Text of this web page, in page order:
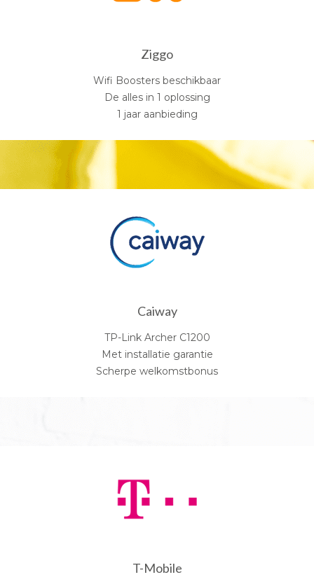
Ziggo
Wifi Boosters beschikbaar
De alles in 1 oplossing
1 jaar aanbieding
Caiway
TP-Link Archer C1200
Met installatie garantie
Scherpe welkomstbonus
T-Mobile